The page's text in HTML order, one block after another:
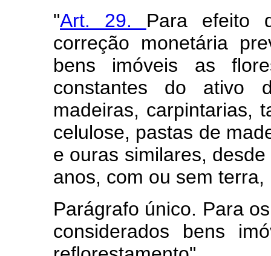
"Art. 29. Para efeito
correção monetária
bens imóveis as
constantes do ativo
madeiras, carpintarias,
celulose, pastas de
e ouras similares,
anos, com ou sem
Parágrafo único. Para
considerados bens